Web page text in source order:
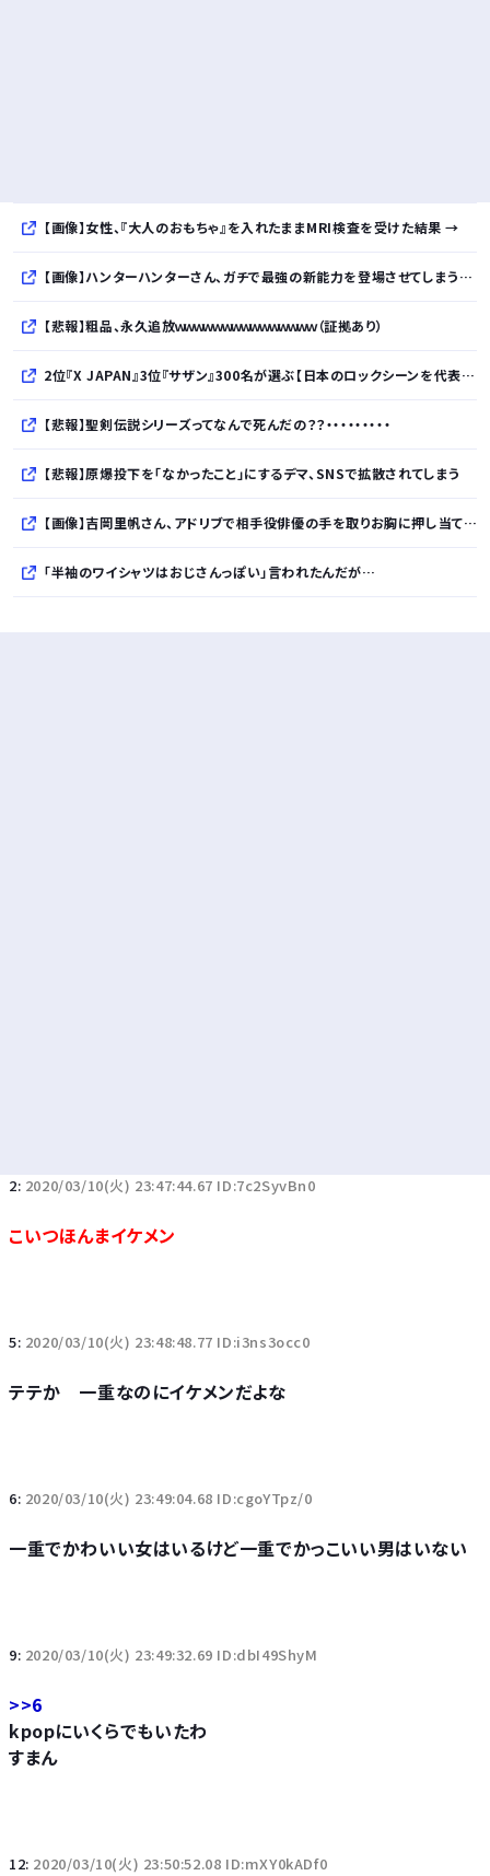
【画像】女性、『大人のおもちゃ』を入れたままMRI検査を受けた結果 →
【画像】ハンターハンターさん、ガチで最強の新能力を登場させてしまうｗｗｗｗｗｗｗ
【悲報】粗品、永久追放ｗｗｗｗｗｗｗｗｗｗｗｗｗｗｗ（証拠あり）
2位『X JAPAN』3位『サザン』300名が選ぶ【日本のロックシーンを代表するバンド】1位に
【悲報】聖剣伝説シリーズってなんで死んだの？？・・・・・・・・・
【悲報】原爆投下を「なかったこと」にするデマ、SNSで拡散されてしまう
【画像】吉岡里帆さん、アドリブで相手役俳優の手を取りお胸に押し当てるｗｗｗｗｗｗ
「半袖のワイシャツはおじさんっぽい」言われたんだが…
2: 2020/03/10(火) 23:47:44.67 ID:7c2SyvBn0
こいつほんまイケメン
5: 2020/03/10(火) 23:48:48.77 ID:i3ns3occ0
テテか 一重なのにイケメンだよな
6: 2020/03/10(火) 23:49:04.68 ID:cgoYTpz/0
一重でかわいい女はいるけど一重でかっこいい男はいない
9: 2020/03/10(火) 23:49:32.69 ID:dbI49ShyM
>>6
kpopにいくらでもいたわ
すまん
12: 2020/03/10(火) 23:50:52.08 ID:mXY0kADf0